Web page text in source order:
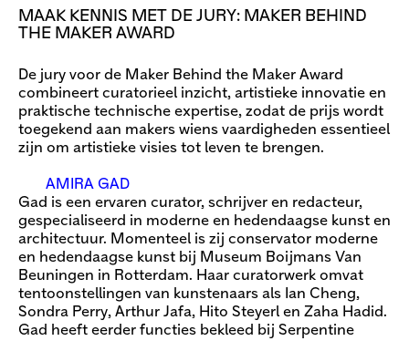
MAAK KENNIS MET DE JURY: MAKER BEHIND
THE MAKER AWARD
De jury voor de Maker Behind the Maker Award
combineert curatorieel inzicht, artistieke innovatie en
praktische technische expertise, zodat de prijs wordt
toegekend aan makers wiens vaardigheden essentieel
zijn om artistieke visies tot leven te brengen.
AMIRA GAD
Gad is een ervaren curator, schrijver en redacteur,
gespecialiseerd in moderne en hedendaagse kunst en
architectuur. Momenteel is zij conservator moderne
en hedendaagse kunst bij Museum Boijmans Van
Beuningen in Rotterdam. Haar curatorwerk omvat
tentoonstellingen van kunstenaars als Ian Cheng,
Sondra Perry, Arthur Jafa, Hito Steyerl en Zaha Hadid.
Gad heeft eerder functies bekleed bij Serpentine